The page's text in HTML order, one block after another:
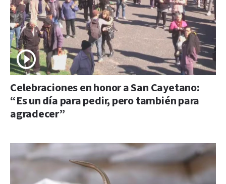
Celebraciones en honor a San Cayetano:
“Es un día para pedir, pero también para
agradecer”